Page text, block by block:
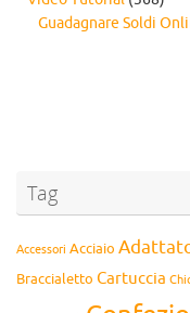
Guadagnare Soldi
Tag
Accessori Acciaio
Braccialetto Cartuccia